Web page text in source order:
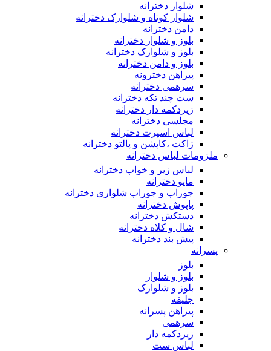
شلوار دخترانه
شلوار کوتاه و شلوارک دخترانه
دامن دخترانه
بلوز و شلوار دخترانه
بلوز و شلوارک دخترانه
بلوز و دامن دخترانه
پیراهن دخترونه
سرهمی دخترانه
ست چند تکه دخترانه
زیردکمه دار دخترانه
مجلسی دخترانه
لباس اسپرت دخترانه
ژاکت ،کاپشن و پالتو دخترانه
ملزومات لباس دخترانه
لباس زیر و خواب دخترانه
مایو دخترانه
جوراب و جوراب شلواری دخترانه
پاپوش دخترانه
دستکش دخترانه
شال و کلاه دخترانه
پیش بند دخترانه
پسرانه
بلوز
بلوز و شلوار
بلوز و شلوارک
جلیقه
پیراهن پسرانه
سرهمی
زیردکمه دار
لباس ست